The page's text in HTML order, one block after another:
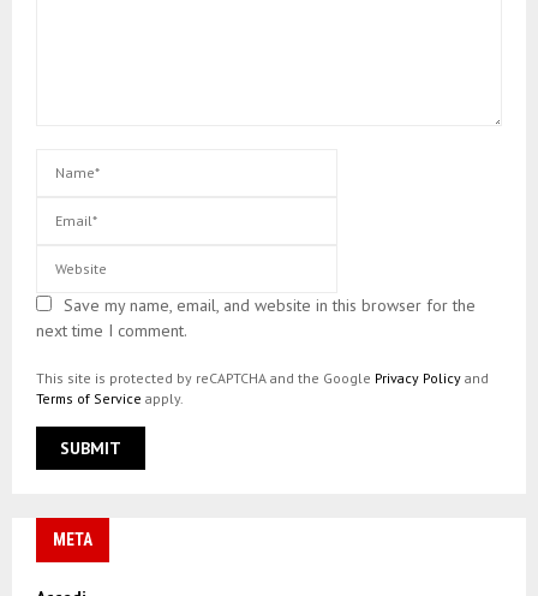
Save my name, email, and website in this browser for the
next time I comment.
This site is protected by reCAPTCHA and the Google Privacy Policy and
Terms of Service apply.
META